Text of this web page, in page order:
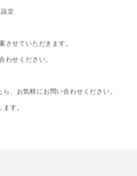
定
させていただきます。
わせください。
、お気軽にお問い合わせください。
す。